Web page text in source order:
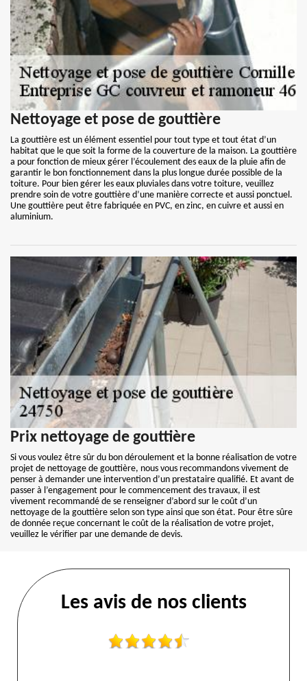
Nettoyage et pose de gouttière
La gouttière est un élément essentiel pour tout type et tout état d’un
habitat que le que soit la forme de la couverture de la maison. La gouttière
a pour fonction de mieux gérer l’écoulement des eaux de la pluie afin de
garantir le bon fonctionnement dans la plus longue durée possible de la
toiture. Pour bien gérer les eaux pluviales dans votre toiture, veuillez
prendre soin de votre gouttière d’une manière correcte et aussi ponctuel.
Une gouttière peut être fabriquée en PVC, en zinc, en cuivre et aussi en
aluminium.
Prix nettoyage de gouttière
Si vous voulez être sûr du bon déroulement et la bonne réalisation de votre
projet de nettoyage de gouttière, nous vous recommandons vivement de
penser à demander une intervention d’un prestataire qualifié. Et avant de
passer à l’engagement pour le commencement des travaux, il est
vivement recommandé de se renseigner d’abord sur le coût d’un
nettoyage de la gouttière selon son type ainsi que son état. Pour être sûre
de donnée reçue concernant le coût de la réalisation de votre projet,
veuillez le vérifier par une demande de devis.
Les avis de nos clients